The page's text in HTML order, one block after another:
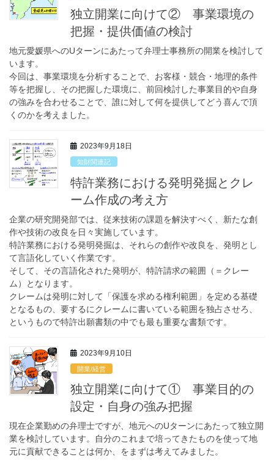
独立開業に向けて② 事業環境の
把握・提供価値の検討
地元愛媛県へのUターンにあたって弁理士事務所の開業を検討して
います。
今回は、事業環境を分析することで、お客様・競合・地理的条件
等を把握し、その把握した環境に、前回検討した事業目的や自身
の強みを合わせることで、誰に対して何を提供してどう喜んで頂
くのかを考えました。
2023年9月18日
知財関連記
特許業務における発明発掘とクレ
ーム作成の考え方
企業の研究開発部では、従来技術の課題を解決すべく、新たな創
作や技術の改良を日々実施しています。
特許業務における発明発掘は、それらの創作や改良を、発明とし
て言語化していく作業です。
そして、その言語化された発明が、特許請求の範囲（＝クレー
ム）となります。
クレームは発明に対して「保護を求める権利範囲」を定める基礎
となるもの、要するにクレームに書いている範囲を独占させろ、
というもので特許出願書類の中でも最も重要な書類です。
2023年9月10日
開業/経営
独立開業に向けて① 事業目的の
設定・自身の強み把握
現在企業勤めの弁理士ですが、地元へのUターンにあたって独立開
業を検討しています。自分のこれまで培ってきたものを使って地
元に貢献できることは何か、をまずは考えてみました。